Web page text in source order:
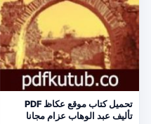
تحميل كتاب موقع عكاظ PDF
تأليف عبد الوهاب عزام مجانا